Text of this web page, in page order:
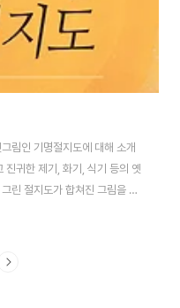
림인 기명절지도에 대해 소개
진귀한 제기, 화기, 식기 등의 옛
린 절지도가 합쳐진 그림을 말
라는 것을 의미하는데, 초목화